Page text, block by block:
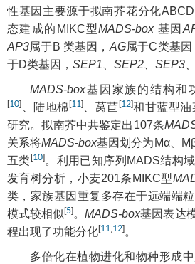
性基因主要源于拟南芥花分化
态建成的MIKC型MADS-box基因
AP3属于B 类基因， AG属于C类基因
于D类基因， SEP1 SEP2 SEP3
MADS-box基因家族的结构和
[10] 、陆地棉[11]、莴苣[12]和甘蓝型油
研究。拟南芥中共鉴定出107条
关系将MADS-box基因划分为Mα、
五类[10]。利用已知序列MADS结构
发育树分析，小麦201条MIKC型
类，家族基因重复多存在于远端端
模式较相似[5]。MADS-box基因表达
程出现了功能分化[11 12]。
多倍化在植物进化和物种形成